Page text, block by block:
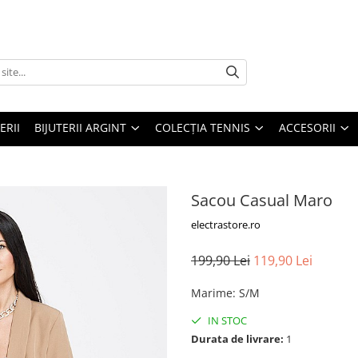
BIJUTERII ARGINT COLECȚIA TENNIS ACCESORII
Sacou Casual Maro
electrastore.ro
199,90 Lei 119,90 Lei
Marime: S/M
IN STOC
Durata de livrare: 1